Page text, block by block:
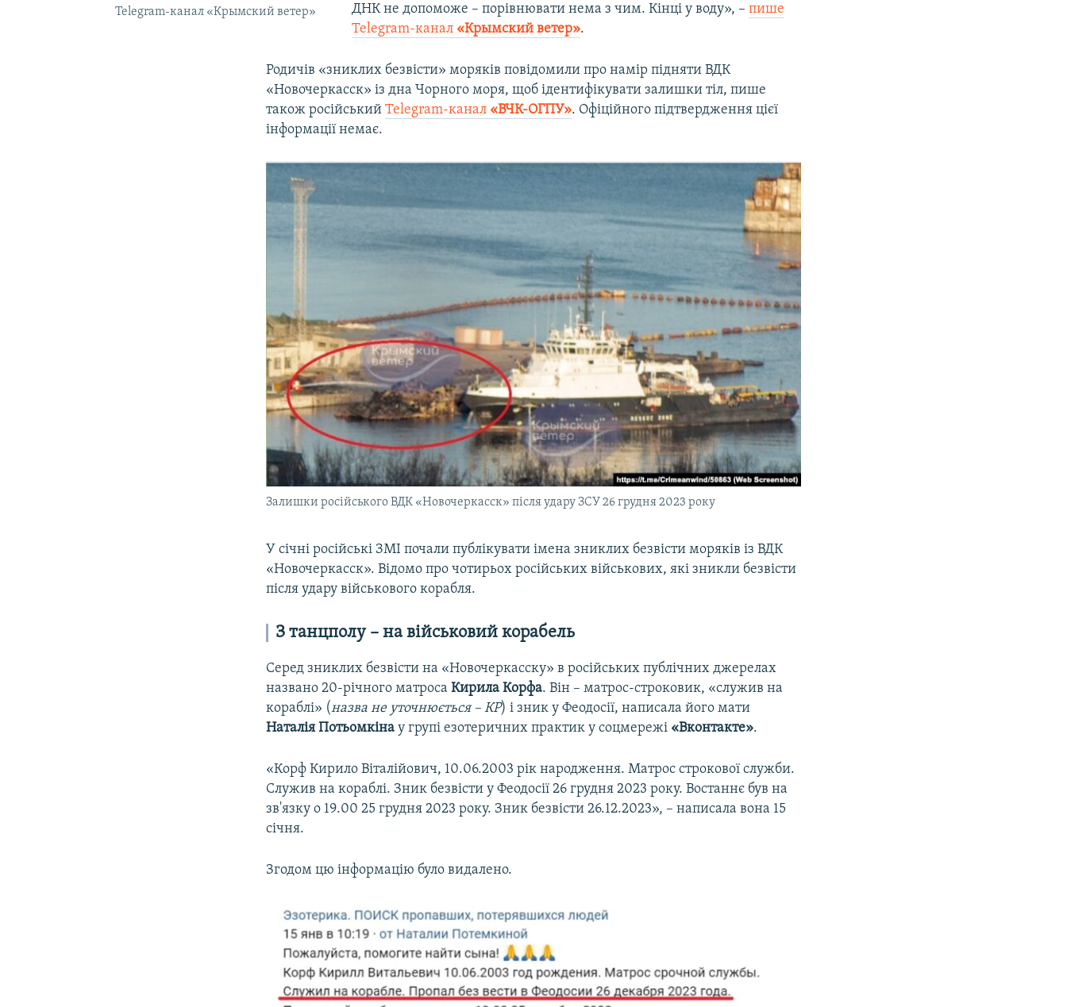
Telegram-канал «Крымский ветер»
ДНК не допоможе – порівнювати нема з чим. Кінці у воду», – пише
Telegram-канал «Крымский ветер».
Родичів «зниклих безвісти» моряків повідомили про намір підняти ВДК
«Новочеркасск» із дна Чорного моря, щоб ідентифікувати залишки тіл, пише
також російськийTelegram-канал «ВЧК-ОГПУ». Офіційного підтвердження цієї
інформації немає.
Залишки російського ВДК «Новочеркасск» після удару ЗСУ 26 грудня 2023 року
У січні російські ЗМІ почали публікувати імена зниклих безвісти моряків із ВДК
«Новочеркасск». Відомо про чотирьох російських військових, які зникли безвісти
після удару військового корабля.
З танцполу – на військовий корабель
Серед зниклих безвісти на «Новочеркасску» в російських публічних джерелах
названо 20-річного матросаКирила Корфа. Він – матрос-строковик, «служив на
кораблі» (назва не уточнюється – КР) і зник у Феодосії, написала його мати
Наталія Потьомкіна у групі езотеричних практик у соцмережі «Вконтакте».
«Корф Кирило Віталійович, 10.06.2003 рік народження. Матрос строкової служби.
Служив на кораблі. Зник безвісти у Феодосії 26 грудня 2023 року. Востаннє був на
зв'язку о 19.00 25 грудня 2023 року. Зник безвісти 26.12.2023», – написала вона 15
січня.
Згодом цю інформацію було видалено.